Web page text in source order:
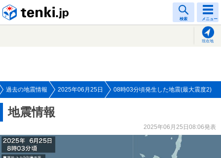
検索 メニュー
現在地
過去の地震情報 2025年06月25日 08時03分頃発生した地震(最大震度2)
地震情報
2025年06月25日08:06発表